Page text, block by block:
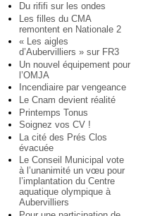
Du rififi sur les ondes
Les filles du CMA
remontent en Nationale 2
« Les aigles
d’Aubervilliers » sur FR3
Un nouvel équipement pour
l’OMJA
Incendiaire par vengeance
Le Cnam devient réalité
Printemps Tonus
Soignez vos CV !
La cité des Prés Clos
évacuée
Le Conseil Municipal vote
à l’unanimité un vœu pour
l’implantation du Centre
aquatique olympique à
Aubervilliers